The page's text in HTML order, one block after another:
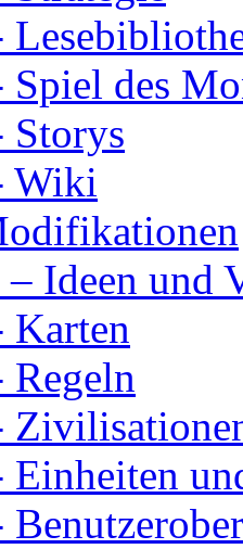
des
Storys
Wiki
Ideen und
Karten